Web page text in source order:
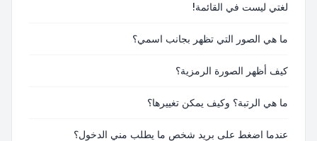
لغتي ليست في القائمة!
ما هي الصور التي تظهر بجانب اسمي؟
كيف أظهر الصورة الرمزية؟
ما هي الرتبة؟ وكيف يمكن تغييرها؟
عندما اضغط على بريد شخص ما يطلب مني الدخول؟